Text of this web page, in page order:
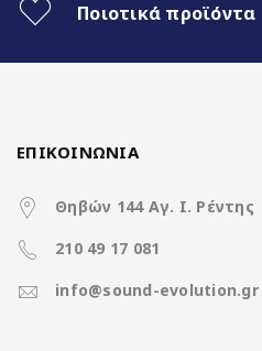
3 Διαφορετικά
Χαρακτηριστικά
Ποιοτικά προϊόντα
ΕΠΙΚΟΙΝΩΝΙΑ
Θηβών 144 Αγ. Ι. Ρέντης
210 49 17 081
info@sound-evolution.gr